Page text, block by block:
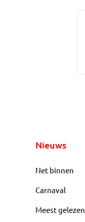
Nieuws
Net binnen
Carnaval
Meest gelezen